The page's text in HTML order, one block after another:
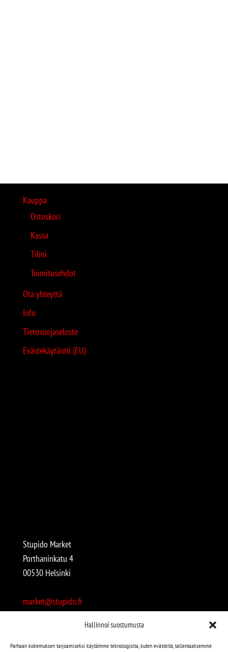
Hallinnoi suostumusta
Parhaan kokemuksen tarjoamiseksi käytämme teknologioita, kuten evästeitä, tallentaaksemme
Kauppa
Ostoskori
Kassa
Tilini
Toimitusehdot
Ota yhteyttä
Info
Tietosuojaseloste
Evästekäytäntö (EU)
Stupido Market
Porthaninkatu 4
00530 Helsinki
market@stupido.fi
Avoinna: